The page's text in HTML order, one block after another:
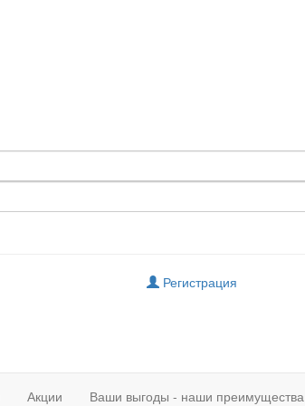
Регистрация
Акции Ваши выгоды - наши преимущества